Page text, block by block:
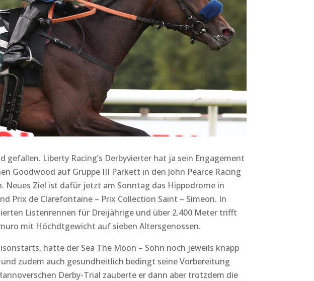
gefallen. Liberty Racing’s Derbyvierter hat ja sein Engagement
Goodwood auf Gruppe III Parkett in den John Pearce Racing
Neues Ziel ist dafür jetzt am Sonntag das Hippodrome in
Prix de Clarefontaine – Prix Collection Saint – Simeon. In
Listenrennen für Dreijährige und über 2.400 Meter trifft
mit Höchdtgewicht auf sieben Altersgenossen.
hatte der Sea The Moon – Sohn noch jeweils knapp
zudem auch gesundheitlich bedingt seine Vorbereitung
Derby-Trial zauberte er dann aber trotzdem die